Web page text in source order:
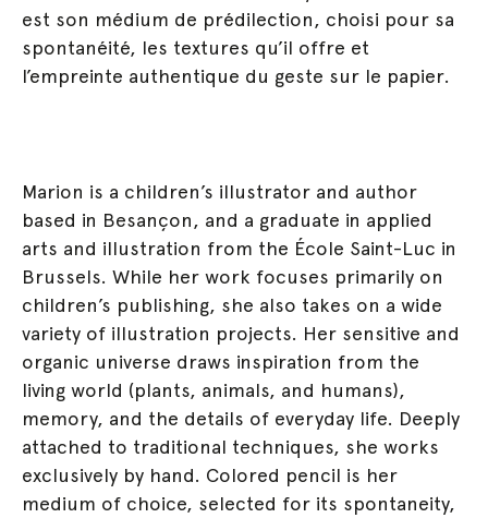
est son médium de prédilection, choisi pour sa
spontanéité, les textures qu’il offre et
l’empreinte authentique du geste sur le papier.
Marion is a children’s illustrator and author
based in Besançon, and a graduate in applied
arts and illustration from the École Saint-Luc in
Brussels. While her work focuses primarily on
children’s publishing, she also takes on a wide
variety of illustration projects. Her sensitive and
organic universe draws inspiration from the
living world (plants, animals, and humans),
memory, and the details of everyday life. Deeply
attached to traditional techniques, she works
exclusively by hand. Colored pencil is her
medium of choice, selected for its spontaneity,